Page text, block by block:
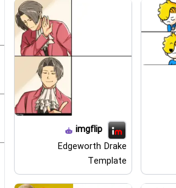
imgflip
Edgeworth Drake
Template